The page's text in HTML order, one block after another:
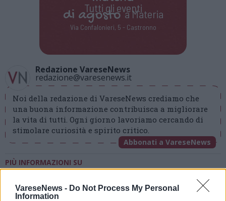
VareseNews - Do Not Process My Personal
Information
Tutti gli eventi
di agostoa Materia
Via Confalonieri, 5 - Castronno
Redazione VareseNews
redazione@varesenews.it
Noi della redazione di VareseNews crediamo che
una buona informazione contribuisca a migliorare
la vita di tutti. Ogni giorno lavoriamo cercando di
stimolare curiosità e spirito critico.
Abbonati a VareseNews
PIÙ INFORMAZIONI SU